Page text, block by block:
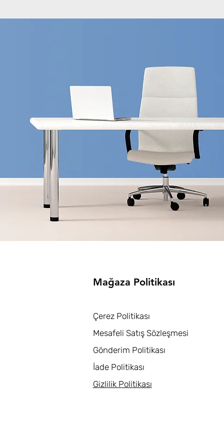
Mağaza Politikası
Çerez Politikası
Mesafeli Satış Sözleşmesi
Gönderim Politikası
İade Politikası
Gizlilik Politikası